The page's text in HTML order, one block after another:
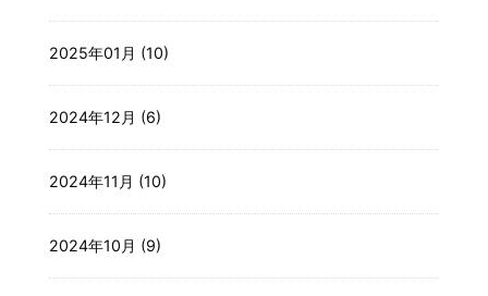
2025年01月 (10)
2024年12月 (6)
2024年11月 (10)
2024年10月 (9)